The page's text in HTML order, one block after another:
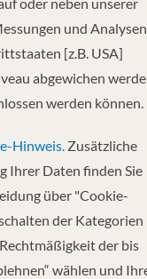
» otherwise. The
5-anchor barge;
varying from 8 m2 (plus
a personalized
und Analysen
[z.B. USA]
abgewichen
werden können.
Hinweis. Zusätzliche
Ihrer Daten finden Sie
über "Cookie-
der Kategorien
der bis
wählen und